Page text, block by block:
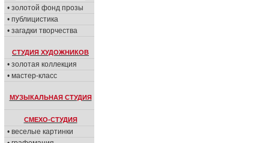
• золотой фонд прозы
• публицистика
• загадки творчества
СТУДИЯ ХУДОЖНИКОВ
• золотая коллекция
• мастер-класс
МУЗЫКАЛЬНАЯ СТУДИЯ
СМЕХО-СТУДИЯ
• веселые картинки